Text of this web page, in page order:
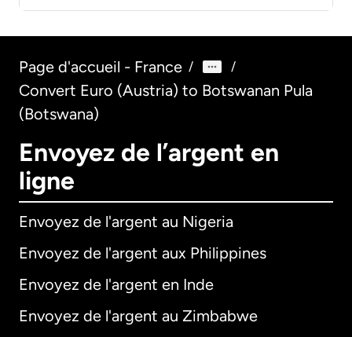
Page d'accueil - France / /
Convert Euro (Austria) to Botswanan Pula
(Botswana)
Envoyez de l’argent en
ligne
Envoyez de l'argent au Nigeria
Envoyez de l'argent aux Philippines
Envoyez de l'argent en Inde
Envoyez de l'argent au Zimbabwe